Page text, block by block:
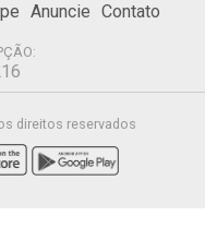
Anuncie Contato
direitos reservados